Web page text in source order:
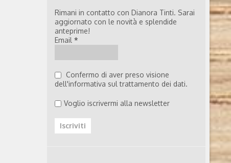
Rimani in contatto con Dianora Tinti. Sarai
aggiornato con le novità e splendide
anteprime!
Email *
Confermo di aver preso visione
dell'informativa sul trattamento dei dati.
Voglio iscrivermi alla newsletter